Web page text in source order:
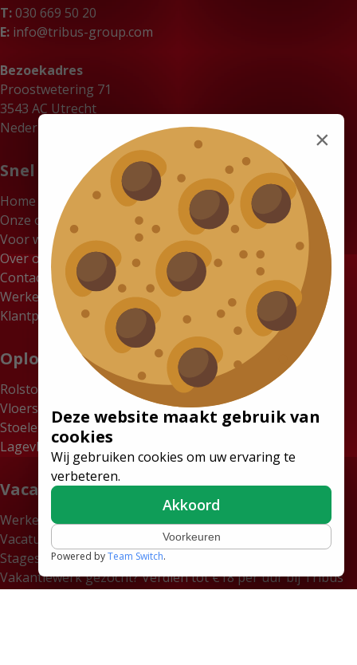
T: 030 669 50 20
E: info@tribus-group.com
Bezoekadres
Proostwetering 71
3543 AC Utrecht
Nederland
Snel naar
Home
Onze oplossingen
Voor wie
Over ons
Contact
Werken bij Tribus
Klantportaal
Oplossingen
Rolstoelbussen
Vloersystemen
Stoelen
Lagevloerbussen
Vacatures
Werken bij Tribus
Vacatures
Stages
Vakantiewerk gezocht? Verdien tot €18 per uur bij Tribus
×
Deze website maakt gebruik van
cookies
Wij gebruiken cookies om uw ervaring te
verbeteren.
Akkoord
Voorkeuren
Powered byTeam Switch.